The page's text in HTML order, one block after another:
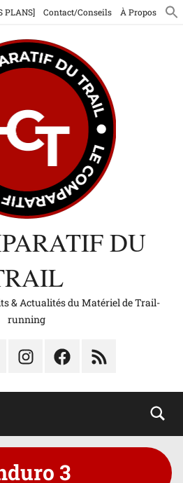
PLANS] Contact/Conseils À Propos
DU
& Actualités du Matériel de Trail-
running
Élément
menu
Élément
menu
Élément
menu
3